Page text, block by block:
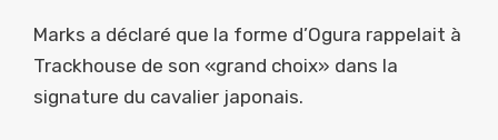
Marks a déclaré que la forme d’Ogura rappelait à
Trackhouse de son «grand choix» dans la
signature du cavalier japonais.